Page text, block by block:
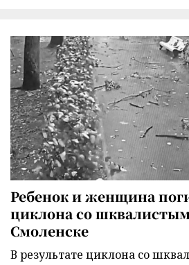
Ребенок и женщина
циклона со
Смоленске
В результате циклона со